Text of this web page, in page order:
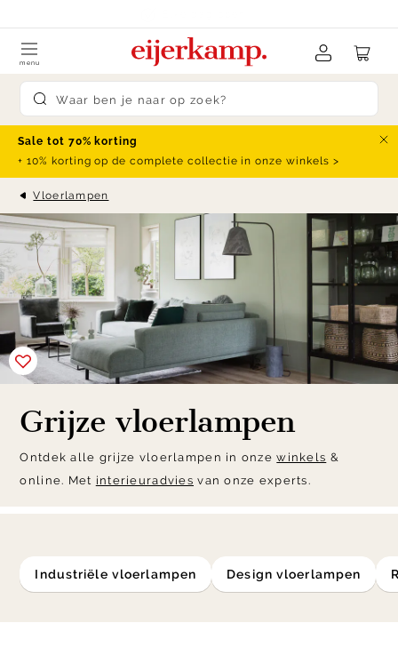
Submit search
menu
Sale tot 70% korting
+ 10% korting op de complete collectie in onze winkels >
Vloerlampen
Grijze vloerlampen
Ontdek alle grijze vloerlampen in onzewinkels &
online. Met interieuradvies van onze experts.
industriële vloerlampen design vloerlampen